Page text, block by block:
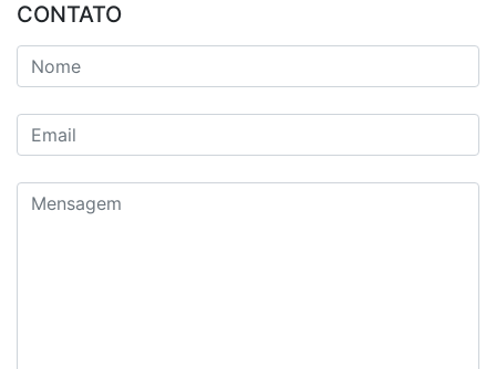
CONTATO